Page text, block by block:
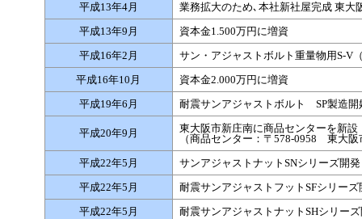
平成13年4月
業務拡大のため､本社新社屋完成 東大
平成13年9月
資本金1.500万円に増資
平成16年2月
サン・アジャストボルト重量物用S-V
平成16年10月
資本金2.000万円に増資
平成19年6月
耐震サンアジャストボルト SP製造開
平成20年9月
東大阪市新庄南に商品センターを新設
（商品センター：〒578-0958 東大阪
平成22年5月
サンアジャストナットSNシリーズ開発
平成22年5月
耐震サンアジャストフットSFシリーズ
平成22年5月
耐震サンアジャストナットSHシリー